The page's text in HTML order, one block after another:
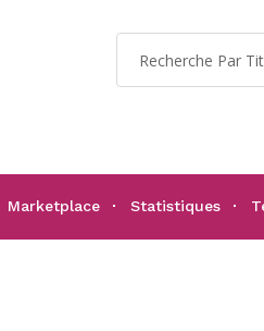
Marketplace Statistiques